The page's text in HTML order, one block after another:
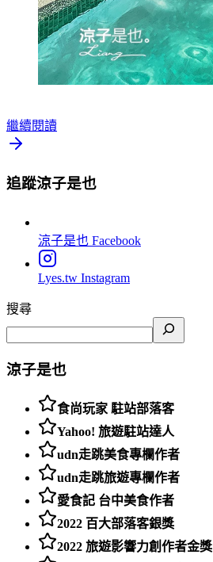
繼續閱讀
追蹤涼子是也
涼子是也 Facebook
Lyes.tw Instagram
搜尋
涼子是也
食尚玩家 駐站部落客
Yahoo! 旅遊駐站達人
udn走跳美食專欄作者
udn走跳旅遊專欄作者
愛食記 台中美食作者
2022 百大部落客銀獎
2022 旅遊影響力創作者金獎